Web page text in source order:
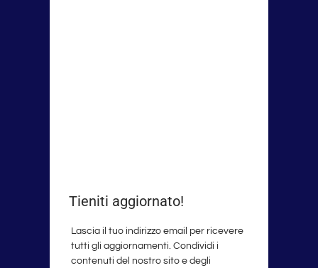
Tieniti aggiornato!
Lascia il tuo indirizzo email per ricevere
tutti gli aggiornamenti. Condividi i
contenuti del nostro sito e degli